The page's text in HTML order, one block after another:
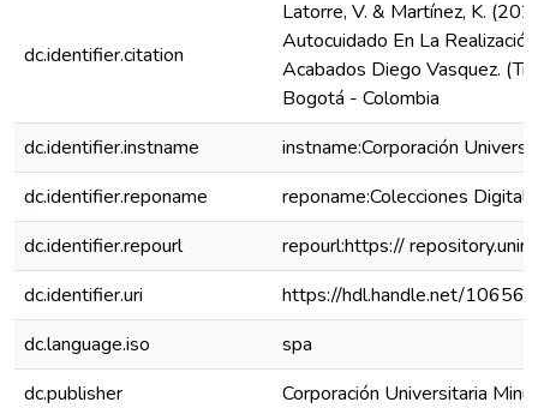
dc.identifier.citation
Latorre, V. & Martínez, K.
Autocuidado En La
Acabados Diego Vasquez.
Bogotá - Colombia
dc.identifier.instname
instname:Corporación
dc.identifier.reponame
reponame:Colecciones
dc.identifier.repourl
repourl:https://
dc.identifier.uri
https://hdl.handle.net/
dc.language.iso
spa
dc.publisher
Corporación Universitaria